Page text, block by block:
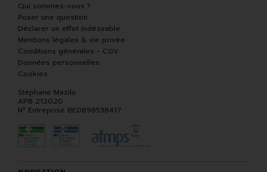
Qui sommes-nous ?
Poser une question
Déclarer un effet indésirable
Mentions légales & vie privée
Conditions générales - CGV
Données personnelles
Cookies
Stéphane Mazilu
APB 212020
N° Entreprise BE0898538417